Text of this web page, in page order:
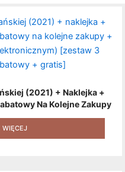
(2021) + Naklejka +
Na Kolejne Zakupy
[zestaw 3
+ Gratis]
WIĘCEJ